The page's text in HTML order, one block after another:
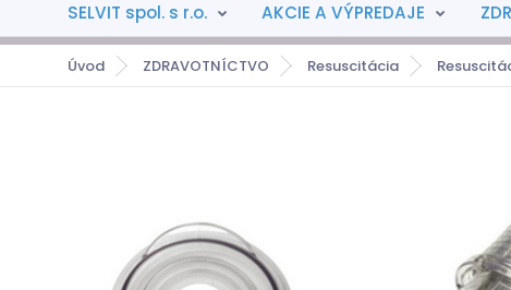
SELVIT spol. s r.o. AKCIE A VÝPREDAJE
Úvod ZDRAVOTNÍCTVO Resuscitácia